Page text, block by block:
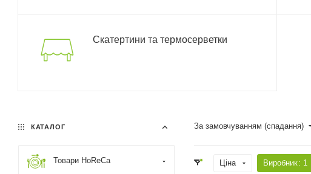
Скатертини та термосерветки
За замовчуванням (спадання)
Ціна Виробник: 1
КАТАЛОГ
Товари HoReCa